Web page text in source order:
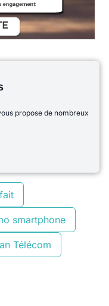
propose de nombreux
smartphone
Télécom